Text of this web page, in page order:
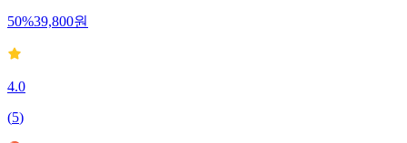
50%39,800원
4.0
(5)